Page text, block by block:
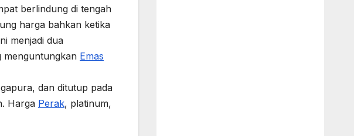
berlindung di tengah
harga bahkan ketika
menjadi dua
menguntungkan Emas
dan ditutup pada
Harga Perak, platinum,